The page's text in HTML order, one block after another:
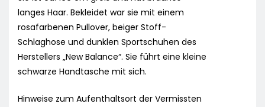
langes Haar. Bekleidet war sie mit einem
rosafarbenen Pullover, beiger Stoff-
Schlaghose und dunklen Sportschuhen des
Herstellers „New Balance“. Sie führt eine kleine
schwarze Handtasche mit sich.
Hinweise zum Aufenthaltsort der Vermissten